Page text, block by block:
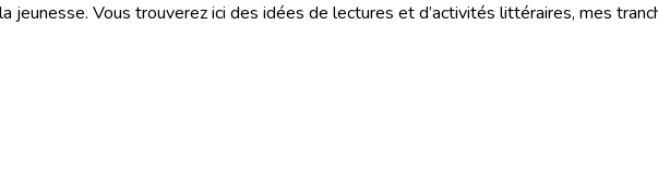
jeunesse. Vous trouverez ici des idées de lectures et d’activités littéraires, mes